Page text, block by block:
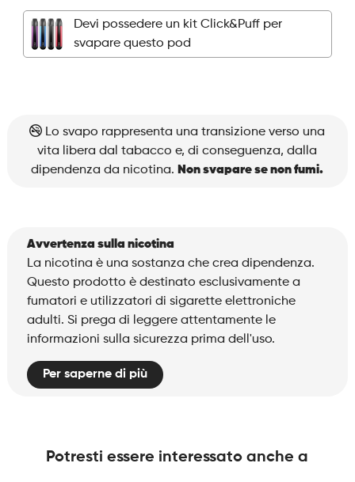
Pod
Red
Devi possedere un kit Click&Puff per
svapare questo pod
Lo svapo rappresenta una transizione verso una
vita libera dal tabacco e, di conseguenza, dalla
dipendenza da nicotina. Non svapare se non fumi.
Avvertenza sulla nicotina
La nicotina è una sostanza che crea dipendenza.
Questo prodotto è destinato esclusivamente a
fumatori e utilizzatori di sigarette elettroniche
adulti. Si prega di leggere attentamente le
informazioni sulla sicurezza prima dell'uso.
Per saperne di più
Potresti essere interessato anche a